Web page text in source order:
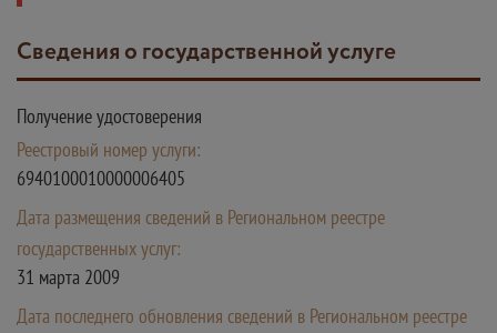
Сведения о государственной услуге
Получение удостоверения
Реестровый номер услуги:
6940100010000006405
Дата размещения сведений в Региональном реестре
государственных услуг:
31 марта 2009
Дата последнего обновления сведений в Региональном реестре